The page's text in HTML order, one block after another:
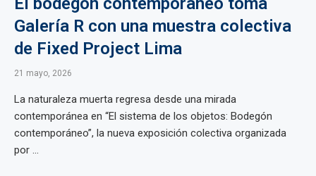
Galería R con una muestra colectiva
de Fixed Project Lima
21 mayo, 2026
La naturaleza muerta regresa desde una mirada
contemporánea en “El sistema de los objetos: Bodegón
contemporáneo”, la nueva exposición colectiva organizada
por ...